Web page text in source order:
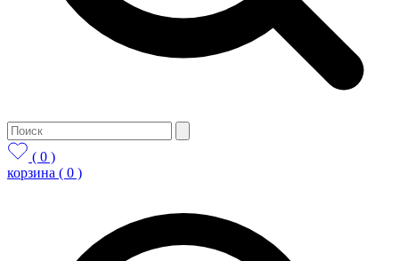
( 0 )
корзина ( 0 )